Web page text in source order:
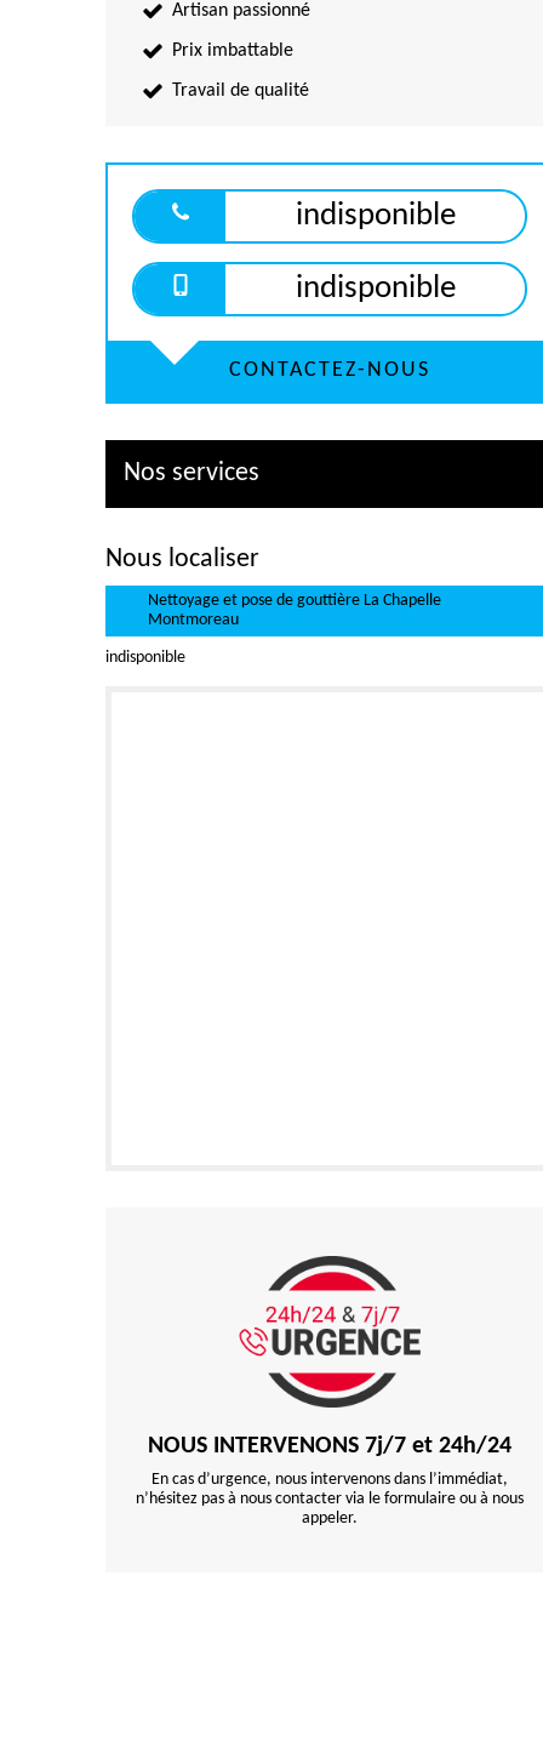
Artisan passionné
Prix imbattable
Travail de qualité
indisponible
indisponible
CONTACTEZ-NOUS
Nos services
Nous localiser
Nettoyage et pose de gouttière La Chapelle
Montmoreau
indisponible
NOUS INTERVENONS 7j/7 et 24h/24
En cas d’urgence, nous intervenons dans l’immédiat,
n’hésitez pas à nous contacter via le formulaire ou à nous
appeler.